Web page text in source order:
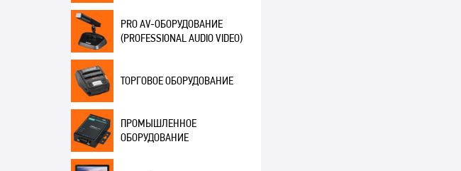
PRO AV-ОБОРУДОВАНИЕ
(PROFESSIONAL AUDIO VIDEO)
ТОРГОВОЕ ОБОРУДОВАНИЕ
ПРОМЫШЛЕННОЕ
ОБОРУДОВАНИЕ